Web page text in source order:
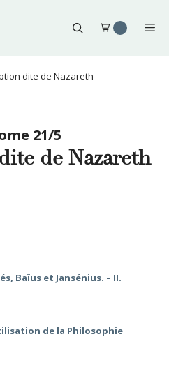
dite de Nazareth
21/5
de Nazareth
Baïus et Jansénius. – II.
de la Philosophie